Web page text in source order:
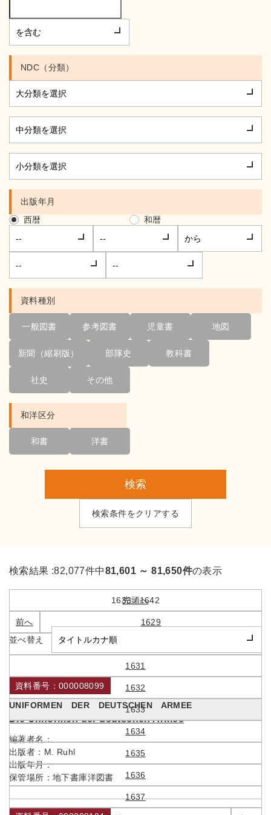
NDC（分類）
出版年月
西暦
和暦
資料種別
一般図書 参考図書 児童書 地図
新聞（縮刷版） 部隊史 教科書
社史 その他
和洋区分
和書 洋書
検索
検索条件をクリアする
検索結果 :82,077件中81,601 ～ 81,650件の表示
1633 / 1642
先頭へ
前へ 1629
1631
1632
1633
1634
1635
1636
1637
並べ替え
資料番号：000008099
UNIFORMEN DER DEUTSCHEN ARMEE
Die Uniformen der deutschen Armee
編著者名：
出版者： M. Ruhl
出版年月：
保管場所： 地下書庫洋図書